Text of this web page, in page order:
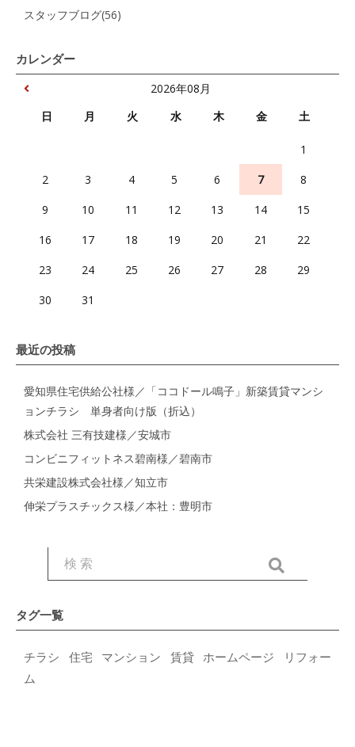
スタッフブログ(56)
カレンダー
2026年08月
日
月 火 水 木 金 土
1
2
3 4 5 6 7
8
9
10 11 12 13 14
15
16
17 18 19 20 21
22
23
24 25 26 27 28
29
30
31
最近の投稿
愛知県住宅供給公社様／「ココドール鳴子」新築賃貸マンシ
ョンチラシ 単身者向け版（折込）
株式会社 三有技建様／安城市
コンビニフィットネス碧南様／碧南市
共栄建設株式会社様／知立市
伸栄プラスチックス様／本社：豊明市
タグ一覧
チラシ 住宅 マンション 賃貸 ホームページ
リフォー
ム